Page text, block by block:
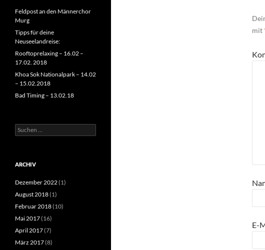
mit
E-
Feldpost an den Männerchor
Murg
Tipps für deine
Neuseelandreise:
Rooftoprelaxing – 16.02 –
17.02. 2018
Khoa Sok Nationalpark – 14.02
– 15.02.2018
Bad Timing – 13.02.18
Suchen
nach:
ARCHIV
Dezember 2022(1)
August 2018(1)
Februar 2018(10)
Mai 2017(16)
April 2017(7)
März 2017(8)